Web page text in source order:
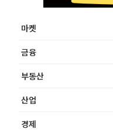
마켓
금융
부동산
산업
경제